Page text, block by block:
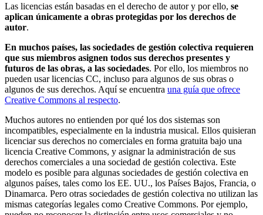
Las licencias están basadas en el derecho de autor y por ello, se
aplican únicamente a obras protegidas por los derechos de
autor.
En muchos países, las sociedades de gestión colectiva requieren
que sus miembros asignen todos sus derechos presentes y
futuros de las obras, a las sociedades. Por ello, los miembros no
pueden usar licencias CC, incluso para algunos de sus obras o
algunos de sus derechos. Aquí se encuentra una guía que ofrece
Creative Commons al respecto.
Muchos autores no entienden por qué los dos sistemas son
incompatibles, especialmente en la industria musical. Ellos quisieran
licenciar sus derechos no comerciales en forma gratuita bajo una
licencia Creative Commons, y asignar la administración de sus
derechos comerciales a una sociedad de gestión colectiva. Este
modelo es posible para algunas sociedades de gestión colectiva en
algunos países, tales como los EE. UU., los Países Bajos, Francia, o
Dinamarca. Pero otras sociedades de gestión colectiva no utilizan las
mismas categorías legales como Creative Commons. Por ejemplo,